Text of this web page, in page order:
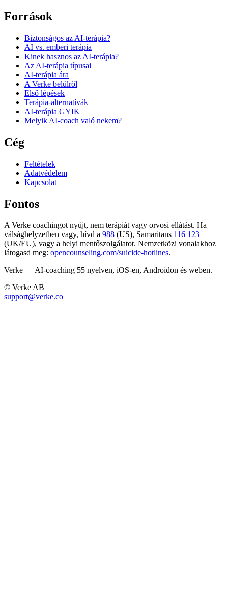
Források
Biztonságos az AI-terápia?
AI vs. emberi terápia
Kinek hasznos az AI-terápia?
Az AI-terápia típusai
AI-terápia ára
A Verke belülről
Első lépések
Terápia-alternatívák
AI-terápia GYIK
Melyik AI-coach való nekem?
Cég
Feltételek
Adatvédelem
Kapcsolat
Fontos
A Verke coachingot nyújt, nem terápiát vagy orvosi ellátást. Ha
válsághelyzetben vagy, hívd a 988 (US), Samaritans 116 123
(UK/EU), vagy a helyi mentőszolgálatot. Nemzetközi vonalakhoz
látogasd meg: opencounseling.com/suicide-hotlines.
Verke — AI-coaching 55 nyelven, iOS-en, Androidon és weben.
© Verke AB
support@verke.co